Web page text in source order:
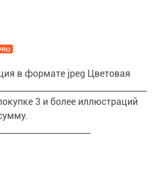
в формате jpeg Цветовая
3 и более иллюстраций
Данную иллюстрацию
личных и коммерческих